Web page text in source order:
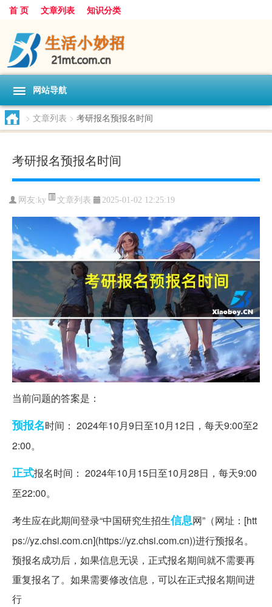
首 页 文章列表 知识分类
网站导航
> 文章列表 > 考研报名预报名时间
考研报名预报名时间
网友: ky 文章列表 2025-01-02 12:25:19
当前问题的答案是：
预报名时间： 2024年10月9日至10月12日，每天9:00至2
2:00。
正式报名时间： 2024年10月15日至10月28日，每天9:00
至22:00。
考生应在此期间登录“中国研究生招生信息网”（网址：[htt
ps://yz.chsi.com.cn](https://yz.chsi.com.cn))进行预报名。
预报名成功后，如果信息无误，正式报名期间就不需要再
重复报名了。如果需要修改信息，可以在正式报名期间进
行